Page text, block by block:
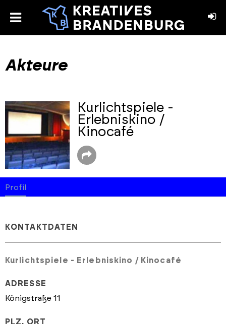
toggle
Akteure
Kurlichtspiele -
Erlebniskino /
Kinocafé
Profil
KONTAKTDATEN
Kurlichtspiele - Erlebniskino / Kinocafé
ADRESSE
Königstraße 11
PLZ, ORT